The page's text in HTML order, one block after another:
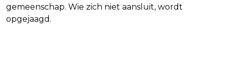
gemeenschap. Wie zich niet aansluit, wordt
opgejaagd.